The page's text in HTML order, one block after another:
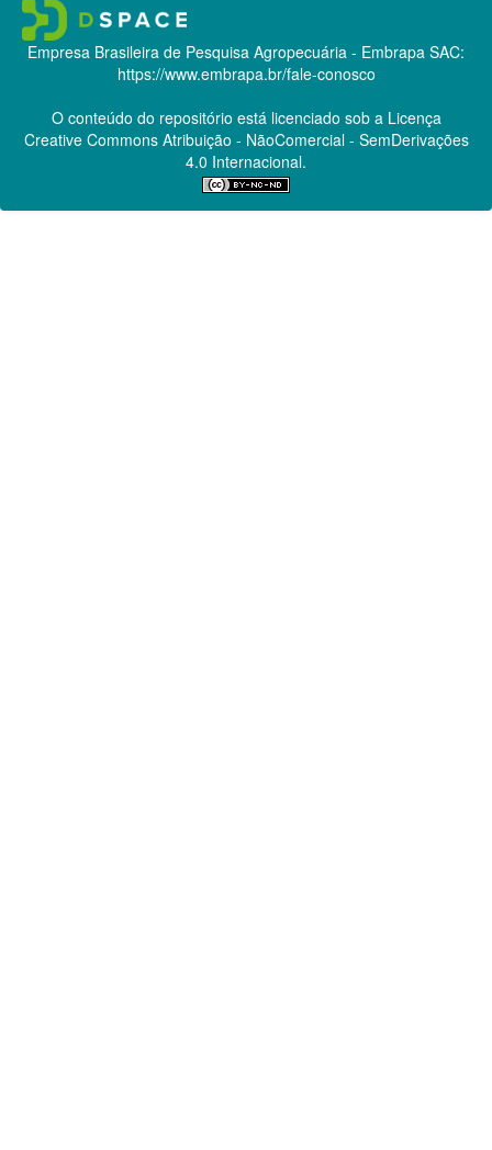
Empresa Brasileira de Pesquisa Agropecuária - Embrapa SAC:
https://www.embrapa.br/fale-conosco
O conteúdo do repositório está licenciado sob a Licença
Creative CommonsAtribuição - NãoComercial - SemDerivações
4.0 Internacional.